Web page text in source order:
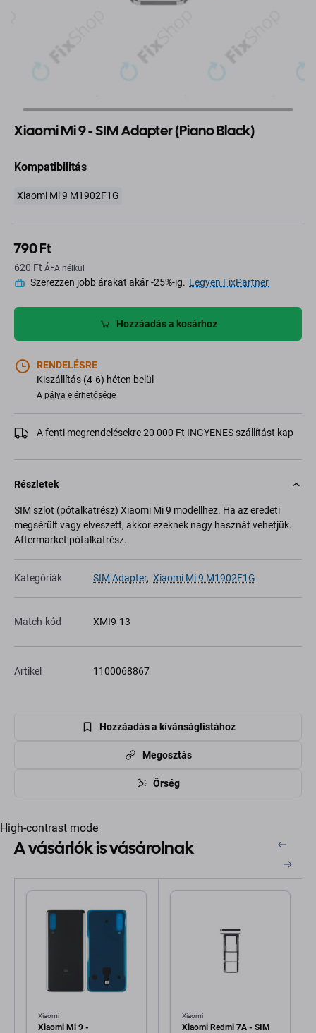
Xiaomi Mi 9 - SIM Adapter (Piano Black)
Kompatibilitás
Xiaomi Mi 9 M1902F1G
790 Ft
620 Ft ÁFA nélkül
Szerezzen jobb árakat akár -25%-ig. Legyen FixPartner
Hozzáadás a kosárhoz
RENDELÉSRE
Kiszállítás (4-6) héten belül
A pálya elérhetősége
A fenti megrendelésekre 20 000 Ft INGYENES szállítást kap
Részletek
SIM szlot (pótalkatrész) Xiaomi Mi 9 modellhez. Ha az eredeti
megsérült vagy elveszett, akkor ezeknek nagy hasznát vehetjük.
Aftermarket pótalkatrész.
Kategóriák SIM Adapter, Xiaomi Mi 9 M1902F1G
Match-kód XMI9-13
Artikel 1100068867
Hozzáadás a kívánságlistához
Megosztás
Őrség
High-contrast mode
A vásárlók is vásárolnak
Xiaomi
Xiaomi Mi 9 -
Xiaomi
Xiaomi Redmi 7A - SIM